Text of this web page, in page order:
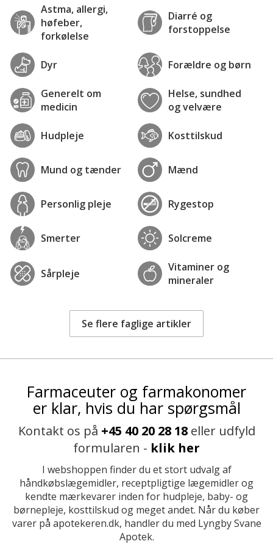
Astma, allergi,
høfeber,
forkølelse
Diarré og
forstoppelse
Dyr Forældre og børn
Generelt om
medicin
Helse, sundhed
og velvære
Hudpleje Kosttilskud
Mund og tænder Mænd
Personlig pleje Rygestop
Smerter Solcreme
Sårpleje
Vitaminer og
mineraler
Se flere faglige artikler
Farmaceuter og farmakonomer
er klar, hvis du har spørgsmål
Kontakt os på +45 40 20 28 18eller udfyld
formularen - klik her
I webshoppen finder du et stort udvalg af
håndkøbslægemidler, receptpligtige lægemidler og
kendte mærkevarer inden for hudpleje, baby- og
børnepleje, kosttilskud og meget andet. Når du køber
varer på apotekeren.dk, handler du med Lyngby Svane
Apotek.